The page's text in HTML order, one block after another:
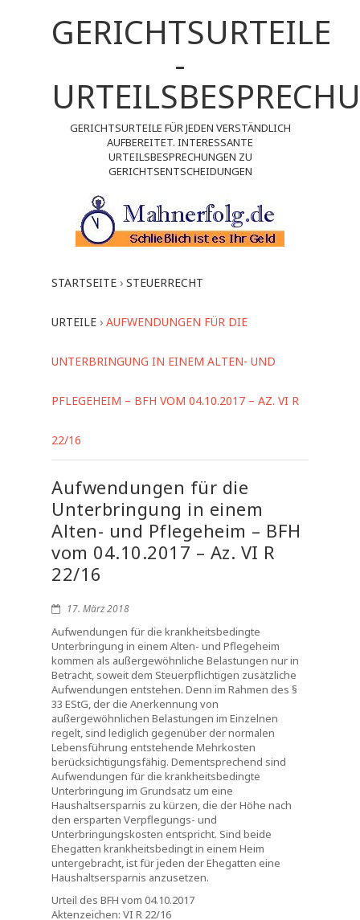
GERICHTSURTEILE
-
GERICHTSURTEILE FÜR JEDEN VERSTÄNDLICH
AUFBEREITET. INTERESSANTE
URTEILSBESPRECHUNGEN ZU
GERICHTSENTSCHEIDUNGEN
STARTSEITE › STEUERRECHT
URTEILE › AUFWENDUNGEN FÜR DIE
UNTERBRINGUNG IN EINEM ALTEN- UND
PFLEGEHEIM – BFH VOM 04.10.2017 – AZ. VI R
22/16
Aufwendungen für die
Unterbringung in einem
Alten- und Pflegeheim – BFH
vom 04.10.2017 – Az. VI R
22/16
17. März 2018
Aufwendungen für die krankheitsbedingte
Unterbringung in einem Alten- und Pflegeheim
kommen als außergewöhnliche Belastungen nur in
Betracht, soweit dem Steuerpflichtigen zusätzliche
Aufwendungen entstehen. Denn im Rahmen des §
33 EStG, der die Anerkennung von
außergewöhnlichen Belastungen im Einzelnen
regelt, sind lediglich gegenüber der normalen
Lebensführung entstehende Mehrkosten
berücksichtigungsfähig. Dementsprechend sind
Aufwendungen für die krankheitsbedingte
Unterbringung im Grundsatz um eine
Haushaltsersparnis zu kürzen, die der Höhe nach
den ersparten Verpflegungs- und
Unterbringungskosten entspricht. Sind beide
Ehegatten krankheitsbedingt in einem Heim
untergebracht, ist für jeden der Ehegatten eine
Haushaltsersparnis anzusetzen.
Urteil des BFH vom 04.10.2017
Aktenzeichen: VI R 22/16